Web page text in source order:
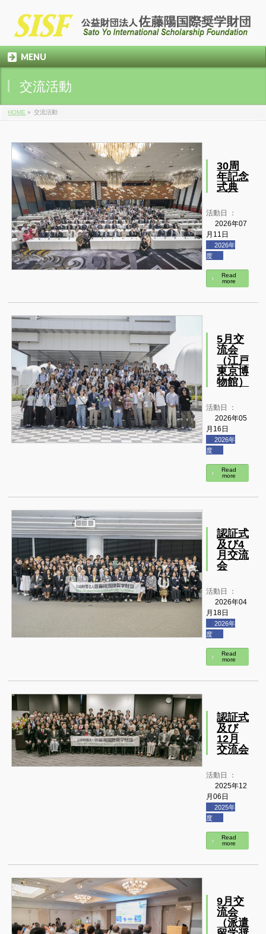
MENU
交流活動
HOME » 交流活動
30周
年記念
式典
活動日 ：
2026年07
月11日
2026年
度
Read
more
5月交
流会
（江戸
東京博
物館）
活動日 ：
2026年05
月16日
2026年
度
Read
more
認証式
及び4
月交流
会
活動日 ：
2026年04
月18日
2026年
度
Read
more
認証式
及び
12月
交流会
活動日 ：
2025年12
月06日
2025年
度
Read
more
9月交
流会
（派遣